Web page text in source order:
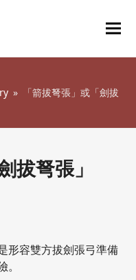
»
「箭拔弩張」或「劍拔
拔弩張」
形容雙方拔劍張弓準備